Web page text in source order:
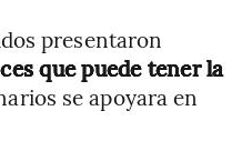
presentaron
que puede tener la
se apoyara en